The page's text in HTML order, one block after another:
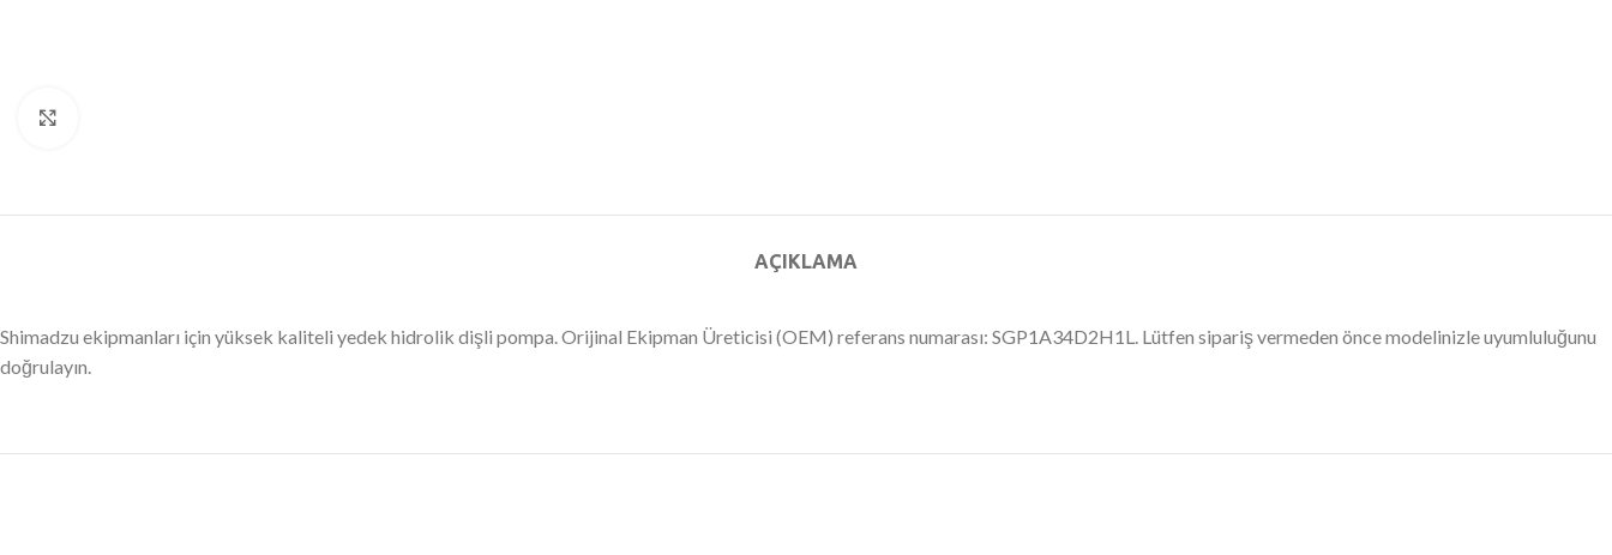
AÇIKLAMA
Shimadzu ekipmanları için yüksek kaliteli yedek hidrolik dişli pompa. Orijinal Ekipman Üreticisi (OEM) referans numarası: SGP1A34D2H1L. Lütfen sipariş vermeden önce modelinizle uyumluluğunu
doğrulayın.